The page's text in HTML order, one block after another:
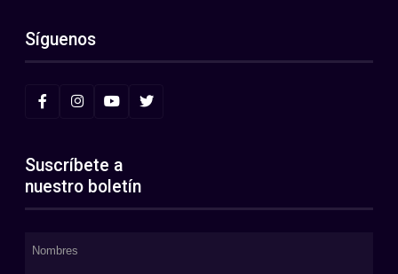
Síguenos
Suscríbete a
nuestro boletín